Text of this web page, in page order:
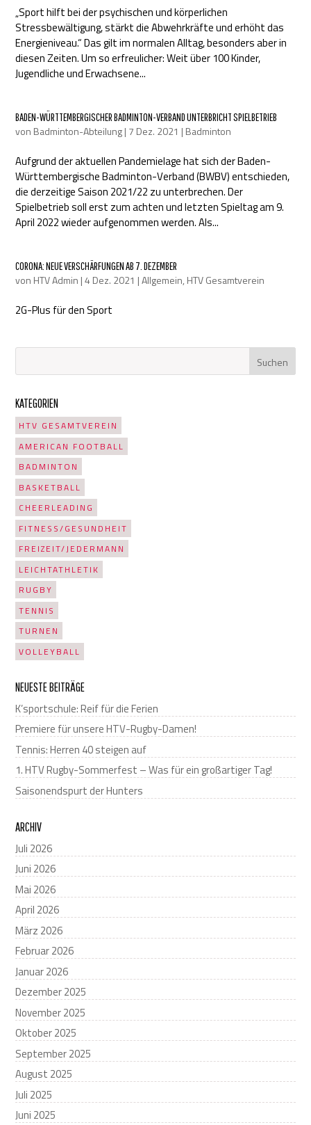
„Sport hilft bei der psychischen und körperlichen
Stressbewältigung, stärkt die Abwehrkräfte und erhöht das
Energieniveau.“ Das gilt im normalen Alltag, besonders aber in
diesen Zeiten. Um so erfreulicher: Weit über 100 Kinder,
Jugendliche und Erwachsene...
BADEN-WÜRTTEMBERGISCHER BADMINTON-VERBAND UNTERBRICHT SPIELBETRIEB
von Badminton-Abteilung| 7 Dez. 2021 | Badminton
Aufgrund der aktuellen Pandemielage hat sich der Baden-
Württembergische Badminton-Verband (BWBV) entschieden,
die derzeitige Saison 2021/22 zu unterbrechen. Der
Spielbetrieb soll erst zum achten und letzten Spieltag am 9.
April 2022 wieder aufgenommen werden. Als...
CORONA: NEUE VERSCHÄRFUNGEN AB 7. DEZEMBER
von HTV Admin |4 Dez. 2021 |Allgemein, HTV Gesamtverein
2G-Plus für den Sport
KATEGORIEN
HTV GESAMTVEREIN
AMERICAN FOOTBALL
BADMINTON
BASKETBALL
CHEERLEADING
FITNESS/GESUNDHEIT
FREIZEIT/JEDERMANN
LEICHTATHLETIK
RUGBY
TENNIS
TURNEN
VOLLEYBALL
NEUESTE BEITRÄGE
K’sportschule: Reif für die Ferien
Premiere für unsere HTV-Rugby-Damen!
Tennis: Herren 40 steigen auf
1. HTV Rugby-Sommerfest – Was für ein großartiger Tag!
Saisonendspurt der Hunters
ARCHIV
Juli 2026
Juni 2026
Mai 2026
April 2026
März 2026
Februar 2026
Januar 2026
Dezember 2025
November 2025
Oktober 2025
September 2025
August 2025
Juli 2025
Juni 2025